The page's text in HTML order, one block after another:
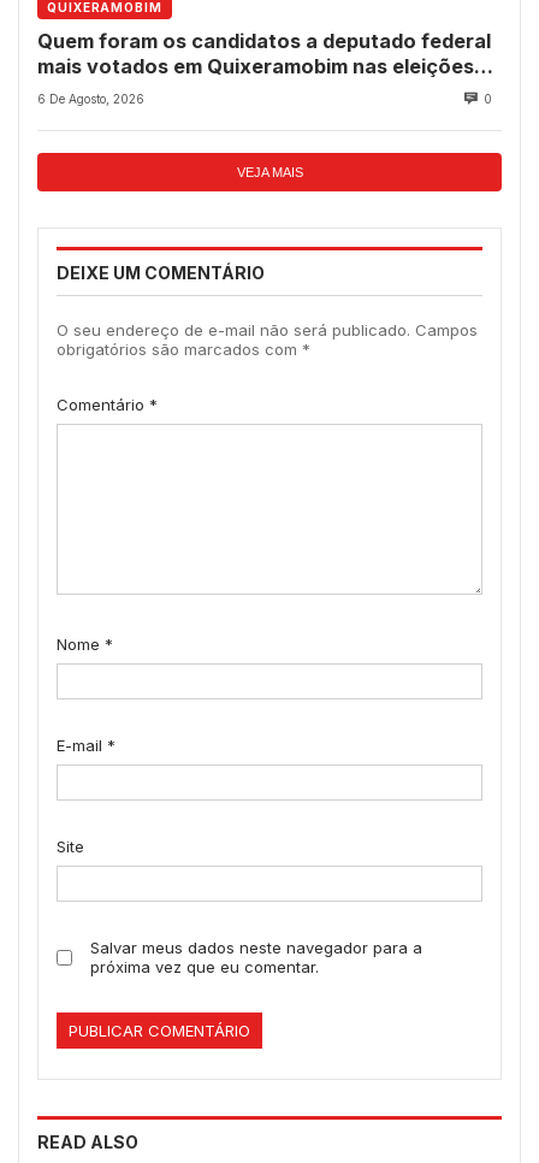
QUIXERAMOBIM
Quem foram os candidatos a deputado federal
mais votados em Quixeramobim nas eleições
de 2022?
6 De Agosto, 2026 0
VEJA MAIS
DEIXE UM COMENTÁRIO
O seu endereço de e-mail não será publicado. Campos
obrigatórios são marcados com *
Comentário *
Nome *
E-mail *
Site
Salvar meus dados neste navegador para a
próxima vez que eu comentar.
READ ALSO